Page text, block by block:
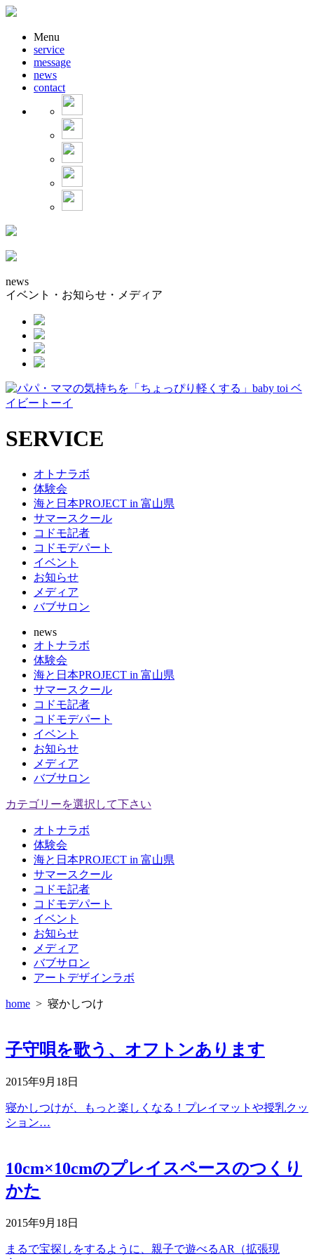
Menu
service
message
news
contact
news
イベント・お知らせ・メディア
SERVICE
オトナラボ
体験会
海と日本PROJECT in 富山県
サマースクール
コドモ記者
コドモデパート
イベント
お知らせ
メディア
バブサロン
news
オトナラボ
体験会
海と日本PROJECT in 富山県
サマースクール
コドモ記者
コドモデパート
イベント
お知らせ
メディア
バブサロン
カテゴリーを選択して下さい
オトナラボ
体験会
海と日本PROJECT in 富山県
サマースクール
コドモ記者
コドモデパート
イベント
お知らせ
メディア
バブサロン
アートデザインラボ
home > 寝かしつけ
子守唄を歌う、オフトンあります
2015年9月18日
寝かしつけが、もっと楽しくなる！プレイマットや授乳クッ
ション…
10cm×10cmのプレイスペースのつくり
かた
2015年9月18日
まるで宝探しをするように、親子で遊べるAR（拡張現